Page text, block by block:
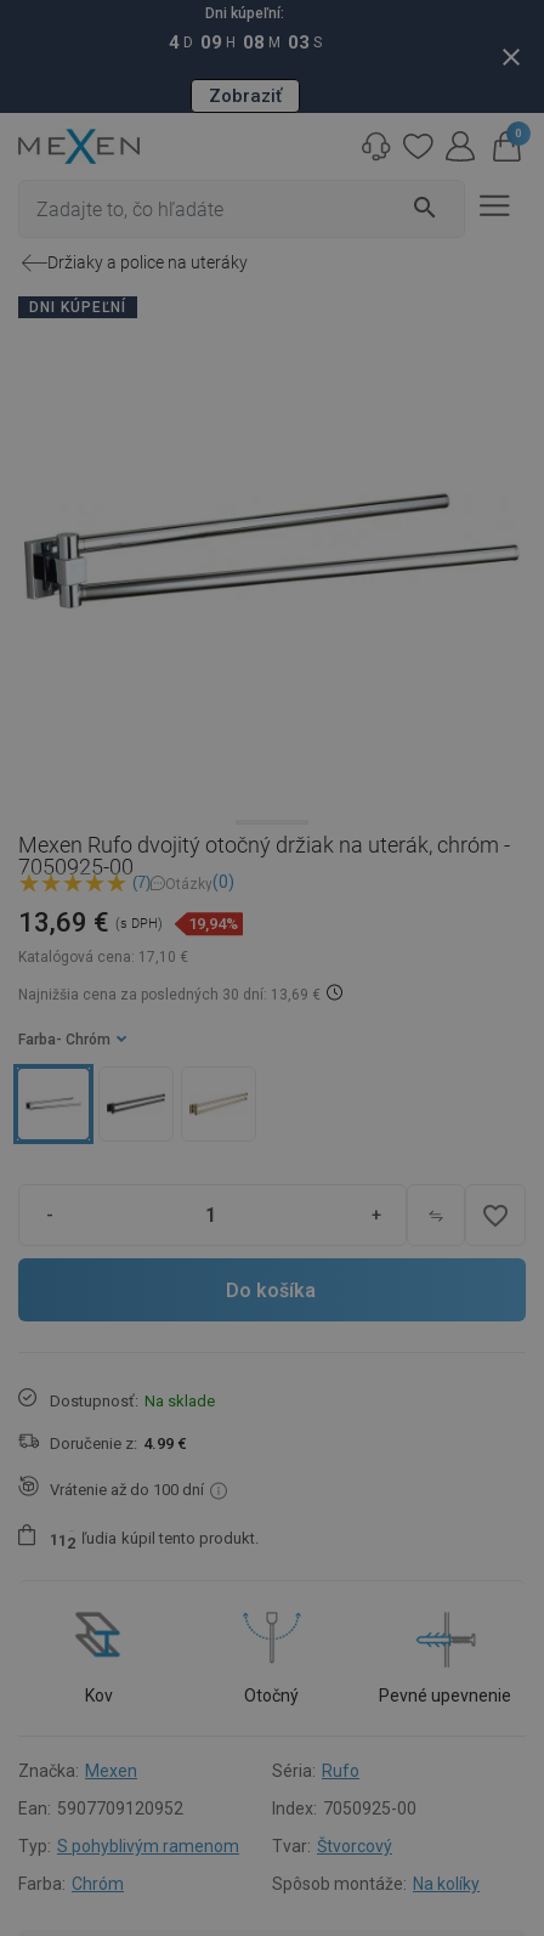
Dni kúpeľní:
4 D 09 H 08 M 02 S
Zobraziť
close
search
0
Držiaky a police na uteráky
DNI KÚPEĽNÍ
Mexen Rufo dvojitý otočný držiak na uterák, chróm -
7050925-00
(7) Otázky(0)
Katalógová cena: 17,10 €
13,69 € (s DPH) 19,94%
Najnižšia cena za posledných 30 dní: 13,69 €
Farba - Chróm
- + favorite_border
Do košíka
Dostupnosť: Na sklade
Doručenie z: 4.99 €
Vrátenie až do 100 dní
1 1 2 ľudia kúpil tento produkt.
Kov Otočný Pevné upevnenie
Značka: Mexen Séria: Rufo
Ean: 5907709120952 Index: 7050925-00
Typ: S pohyblivým ramenom Tvar: Štvorcový
Farba: Chróm Spôsob montáže: Na kolíky